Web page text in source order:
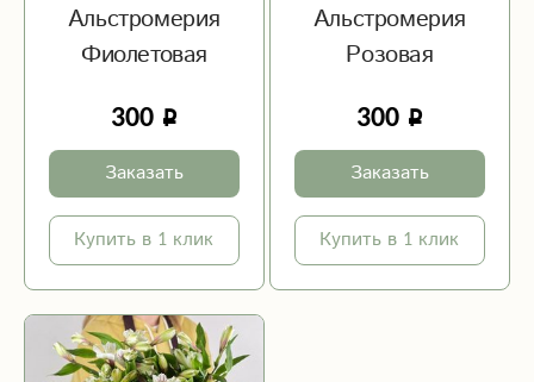
Альстромерия
Фиолетовая
300
Заказать
Купить в 1 клик
Альстромерия
Розовая
300
Заказать
Купить в 1 клик